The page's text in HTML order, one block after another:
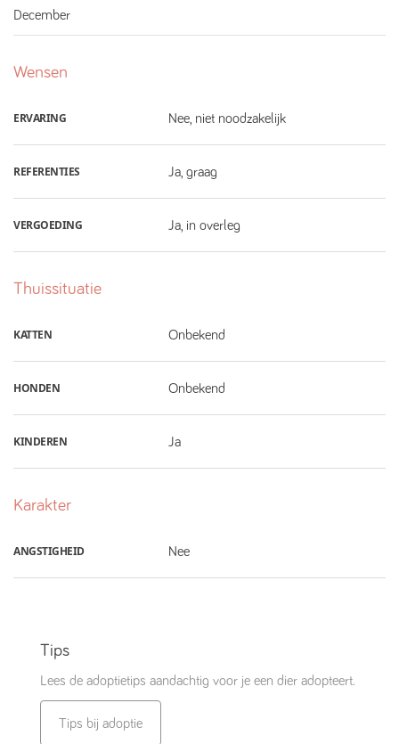
December
Wensen
ERVARING Nee, niet noodzakelijk
REFERENTIES Ja, graag
VERGOEDING Ja, in overleg
Thuissituatie
KATTEN Onbekend
HONDEN Onbekend
KINDEREN Ja
Karakter
ANGSTIGHEID Nee
Tips
Lees de adoptietips aandachtig voor je een dier adopteert.
Tips bij adoptie